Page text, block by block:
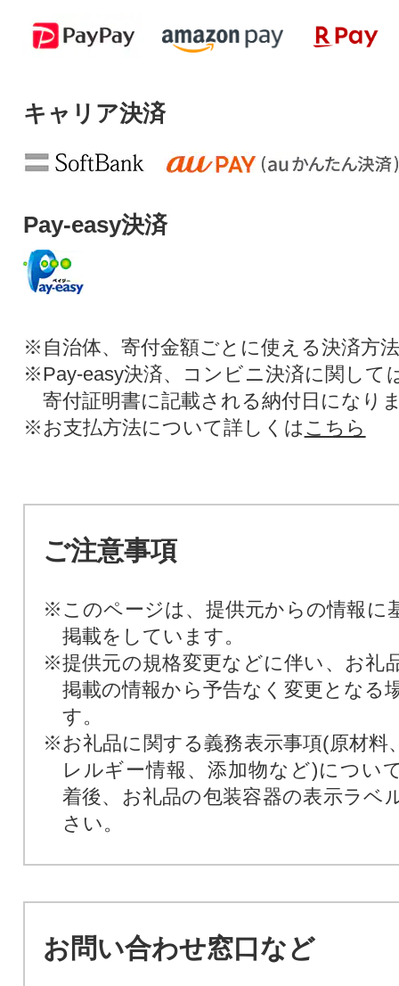
キャリア決済
Pay-easy決済
※自治体、寄付金額ごとに使える決済方
※Pay-easy決済、コンビニ決済に関して
寄付証明書に記載される納付日になり
※お支払方法について詳しくは こちら
ご注意事項
※このページは、提供元からの情報に
掲載をしています。
※提供元の規格変更などに伴い、お礼
掲載の情報から予告なく変更となる
す。
※お礼品に関する義務表示事項(原材料
レルギー情報、添加物など)につい
着後、お礼品の包装容器の表示ラベ
さい。
お問い合わせ窓口など